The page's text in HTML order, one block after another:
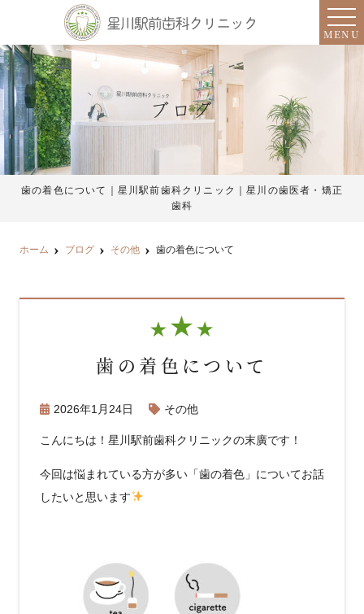
MENU
ブログ
歯の着色について｜星川駅前歯科クリニック｜星川の歯医者・矯正
歯科
ホーム ブログ その他 歯の着色について
歯の着色について
2026年1月24日 その他
こんにちは！星川駅前歯科クリニックの末廣です！
今回は悩まれている方が多い「歯の着色」についてお話
したいと思います